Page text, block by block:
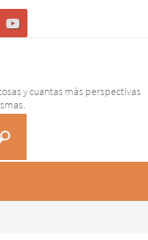
y cuantas más perspectivas